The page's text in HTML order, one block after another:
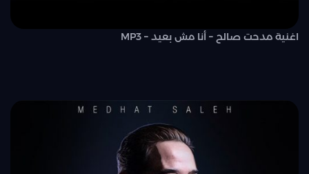
اغنية مدحت صالح – أنا مش بعيد – MP3